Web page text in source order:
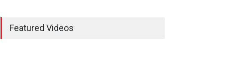
Featured Videos